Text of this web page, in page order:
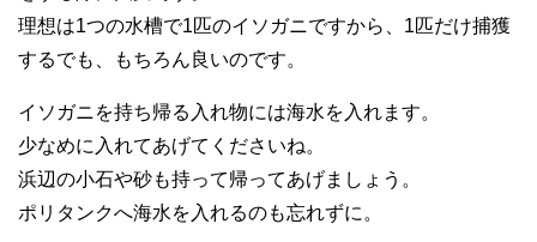
理想は1つの水槽で1匹のイソガニですから、1匹だけ捕獲
するでも、もちろん良いのです。
イソガニを持ち帰る入れ物には海水を入れます。
少なめに入れてあげてくださいね。
浜辺の小石や砂も持って帰ってあげましょう。
ポリタンクへ海水を入れるのも忘れずに。